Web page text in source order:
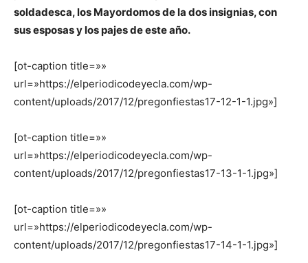
soldadesca, los Mayordomos de la dos insignias, con
sus esposas y los pajes de este año.
[ot-caption title=»»
url=»https://elperiodicodeyecla.com/wp-
content/uploads/2017/12/pregonfiestas17-12-1-1.jpg»]
[ot-caption title=»»
url=»https://elperiodicodeyecla.com/wp-
content/uploads/2017/12/pregonfiestas17-13-1-1.jpg»]
[ot-caption title=»»
url=»https://elperiodicodeyecla.com/wp-
content/uploads/2017/12/pregonfiestas17-14-1-1.jpg»]